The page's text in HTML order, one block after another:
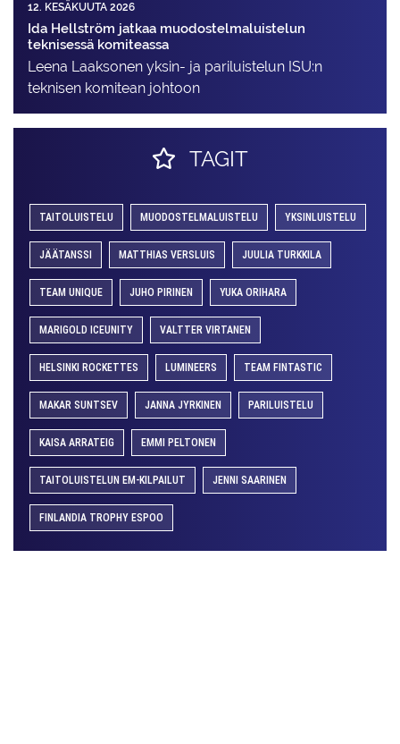
12. KESÄKUUTA 2026
Ida Hellström jatkaa muodostelmaluistelun
teknisessä komiteassa
Leena Laaksonen yksin- ja pariluistelun ISU:n
teknisen komitean johtoon
TAGIT
TAITOLUISTELU MUODOSTELMALUISTELU YKSINLUISTELU
JÄÄTANSSI MATTHIAS VERSLUIS JUULIA TURKKILA
TEAM UNIQUE JUHO PIRINEN YUKA ORIHARA
MARIGOLD ICEUNITY VALTTER VIRTANEN
HELSINKI ROCKETTES LUMINEERS TEAM FINTASTIC
MAKAR SUNTSEV JANNA JYRKINEN PARILUISTELU
KAISA ARRATEIG EMMI PELTONEN
TAITOLUISTELUN EM-KILPAILUT JENNI SAARINEN
FINLANDIA TROPHY ESPOO